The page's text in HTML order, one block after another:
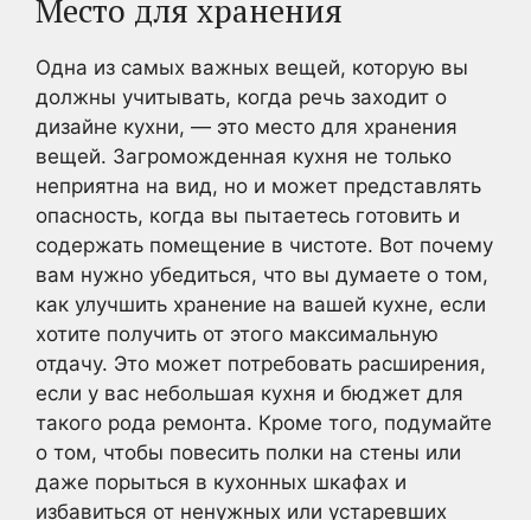
Место для хранения
Одна из самых важных вещей, которую вы
должны учитывать, когда речь заходит о
дизайне кухни, — это место для хранения
вещей. Загроможденная кухня не только
неприятна на вид, но и может представлять
опасность, когда вы пытаетесь готовить и
содержать помещение в чистоте. Вот почему
вам нужно убедиться, что вы думаете о том,
как улучшить хранение на вашей кухне, если
хотите получить от этого максимальную
отдачу. Это может потребовать расширения,
если у вас небольшая кухня и бюджет для
такого рода ремонта. Кроме того, подумайте
о том, чтобы повесить полки на стены или
даже порыться в кухонных шкафах и
избавиться от ненужных или устаревших